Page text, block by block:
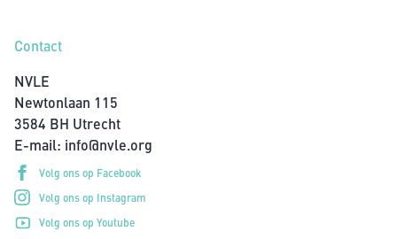
Contact
NVLE
Newtonlaan 115
3584 BH Utrecht
E-mail: info@nvle.org
Volg ons op Facebook
Volg ons op Instagram
Volg ons op Youtube